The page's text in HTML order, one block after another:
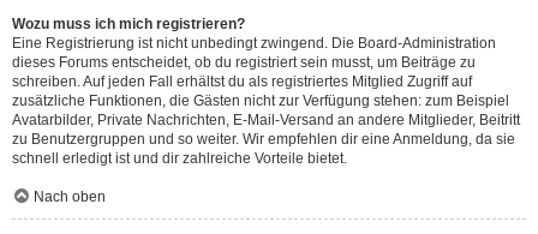
Wozu muss ich mich registrieren?
Eine Registrierung ist nicht unbedingt zwingend. Die Board-Administration
dieses Forums entscheidet, ob du registriert sein musst, um Beiträge zu
schreiben. Auf jeden Fall erhältst du als registriertes Mitglied Zugriff auf
zusätzliche Funktionen, die Gästen nicht zur Verfügung stehen: zum Beispiel
Avatarbilder, Private Nachrichten, E-Mail-Versand an andere Mitglieder, Beitritt
zu Benutzergruppen und so weiter. Wir empfehlen dir eine Anmeldung, da sie
schnell erledigt ist und dir zahlreiche Vorteile bietet.
Nach oben